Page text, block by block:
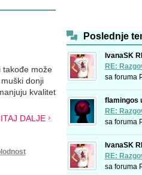
takođe može
donji
kvalitet
DALJE
Poslednje
IvanaSK
RE:
sa foruma
flamingos
RE:
sa foruma
IvanaSK
RE:
sa foruma